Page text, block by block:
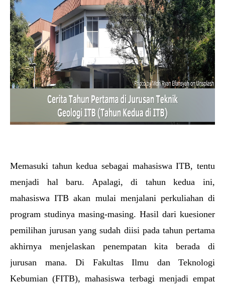
Memasuki tahun kedua sebagai mahasiswa ITB, tentu
menjadi hal baru. Apalagi, di tahun kedua ini,
mahasiswa ITB akan mulai menjalani perkuliahan di
program studinya masing-masing. Hasil dari kuesioner
pemilihan jurusan yang sudah diisi pada tahun pertama
akhirnya menjelaskan penempatan kita berada di
jurusan mana. Di Fakultas Ilmu dan Teknologi
Kebumian (FITB), mahasiswa terbagi menjadi empat